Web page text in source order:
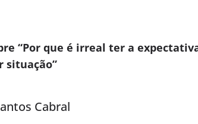
“Por que é irreal ter a
situação”
Cabral